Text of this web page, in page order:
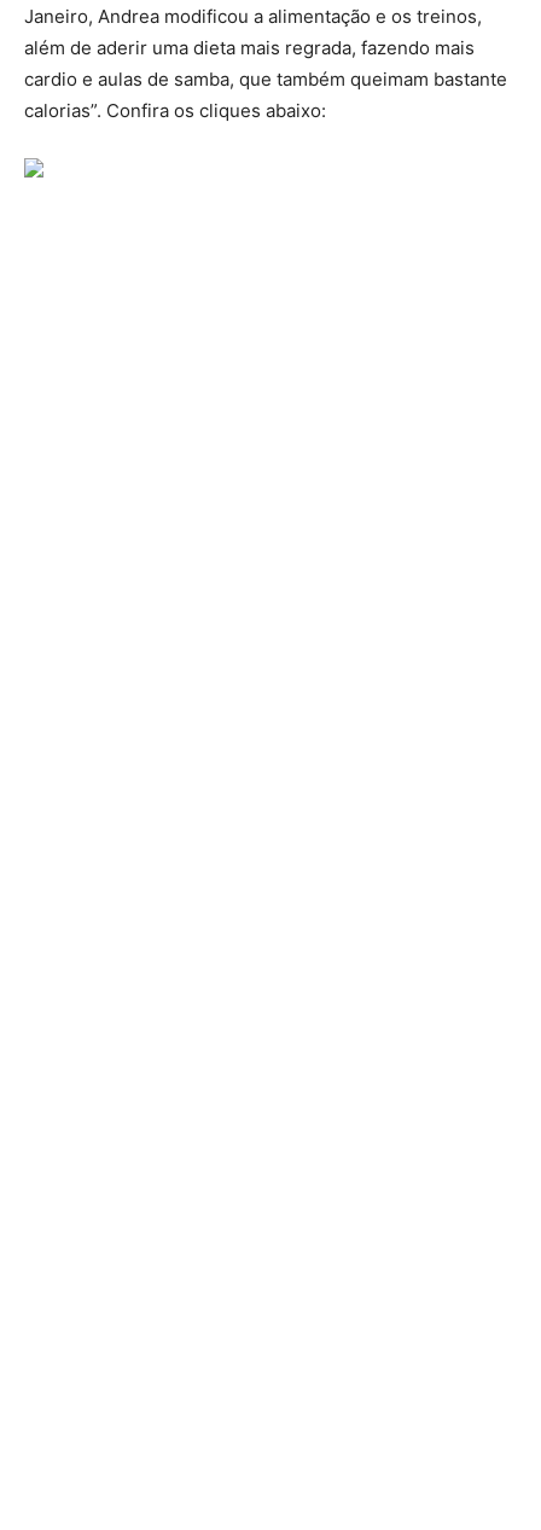
Janeiro, Andrea modificou a alimentação e os treinos,
além de aderir uma dieta mais regrada, fazendo mais
cardio e aulas de samba, que também queimam bastante
calorias”. Confira os cliques abaixo: